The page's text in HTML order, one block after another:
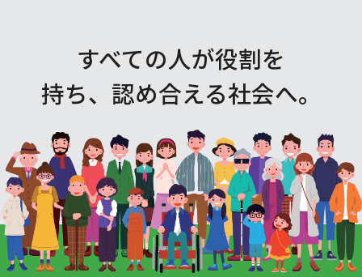
すべての人が役割を
持ち、認め合える社会へ。